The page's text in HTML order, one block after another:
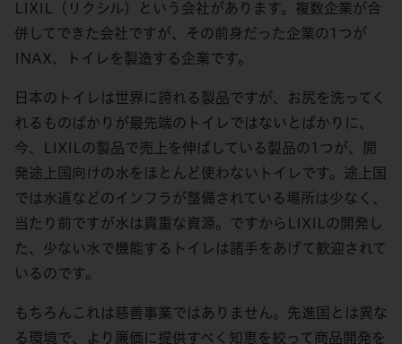
LIXIL（リクシル）という会社があります。複数企業が合
併してできた会社ですが、その前身だった企業の1つが
INAX、トイレを製造する企業です。
日本のトイレは世界に誇れる製品ですが、お尻を洗ってく
れるものばかりが最先端のトイレではないとばかりに、
今、LIXILの製品で売上を伸ばしている製品の1つが、開
発途上国向けの水をほとんど使わないトイレです。途上国
では水道などのインフラが整備されている場所は少なく、
当たり前ですが水は貴重な資源。ですからLIXILの開発し
た、少ない水で機能するトイレは諸手をあげて歓迎されて
いるのです。
もちろんこれは慈善事業ではありません。先進国とは異な
る環境で、より廉価に提供すべく知恵を絞って商品開発を